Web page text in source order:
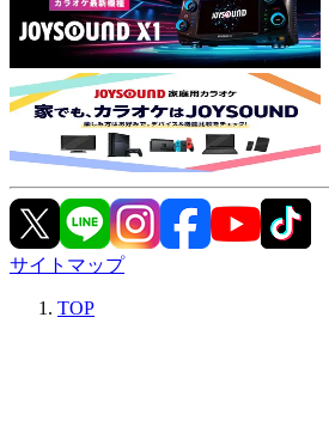
サイトマップ
TOP